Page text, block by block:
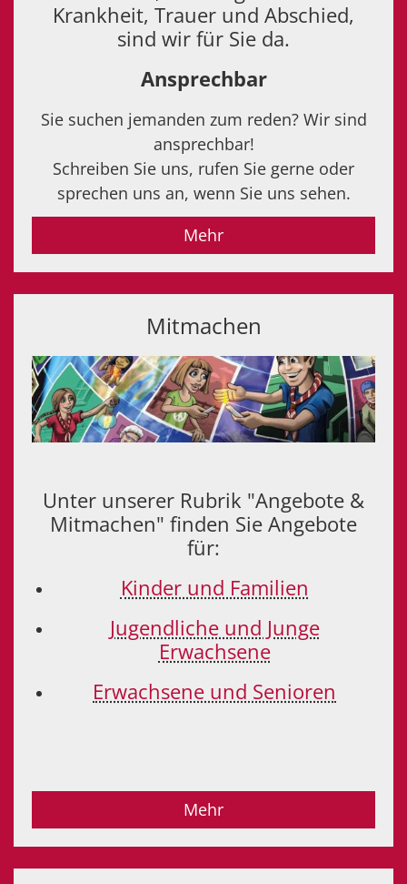
Krankheit, Trauer und Abschied,
sind wir für Sie da.
Ansprechbar
Sie suchen jemanden zum reden? Wir sind
ansprechbar!
Schreiben Sie uns, rufen Sie gerne oder
sprechen uns an, wenn Sie uns sehen.
Mehr
Mitmachen
Unter unserer Rubrik "Angebote &
Mitmachen" finden Sie Angebote
für:
Kinder und Familien
Jugendliche und Junge
Erwachsene
Erwachsene und Senioren
Mehr